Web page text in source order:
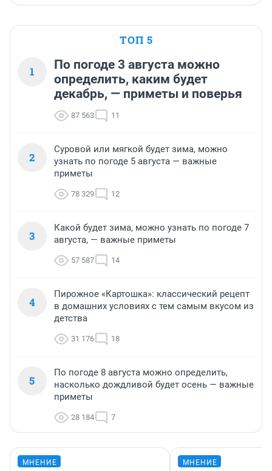
ТОП 5
1
По погоде 3 августа можно
определить, каким будет
декабрь, — приметы и поверья
87 563 11
2
Суровой или мягкой будет зима, можно
узнать по погоде 5 августа — важные
приметы
78 329 12
3
Какой будет зима, можно узнать по погоде 7
августа, — важные приметы
57 587 14
4
Пирожное «Картошка»: классический рецепт
в домашних условиях с тем самым вкусом из
детства
31 176 18
5
По погоде 8 августа можно определить,
насколько дождливой будет осень — важные
приметы
28 184 7
МНЕНИЕ МНЕНИЕ